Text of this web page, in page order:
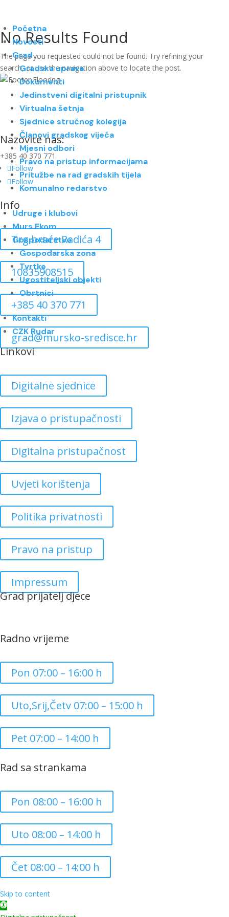
Početna
Novosti
Grad
Gradska uprava
Dokumenti
Jedinstveni digitalni pristupnik
Virtualna šetnja
Sjednice stručnog kolegija
Članovi gradskog vijeća
Mjesni odbori
Pravo na pristup informacijama
Pritužbe na rad gradskih tijela
Komunalno redarstvo
Udruge i klubovi
Murs Ekom
Gospodarstvo
Gospodarska zona
Tvrtke
Ugostiteljski objekti
Obrtnici
Kontakti
CZK Rudar
No Results Found
The page you requested could not be found. Try refining your
search, or use the navigation above to locate the post.
Nazovite nas:
+385 40 370 771
Follow
Follow
Info
Trg braće Radića 4
10835908515
+385 40 370 771
grad@mursko-sredisce.hr
Linkovi
Digitalne sjednice
Izjava o pristupačnosti
Digitalna pristupačnost
Uvjeti korištenja
Politika privatnosti
Pravo na pristup
Impressum
Grad prijatelj djece
Radno vrijeme
Pon 07:00 – 16:00 h
Uto,Srij,Četv 07:00 – 15:00 h
Pet 07:00 – 14:00 h
Rad sa strankama
Pon 08:00 – 16:00 h
Uto 08:00 – 14:00 h
Čet 08:00 – 14:00 h
Skip to content
Open toolbar